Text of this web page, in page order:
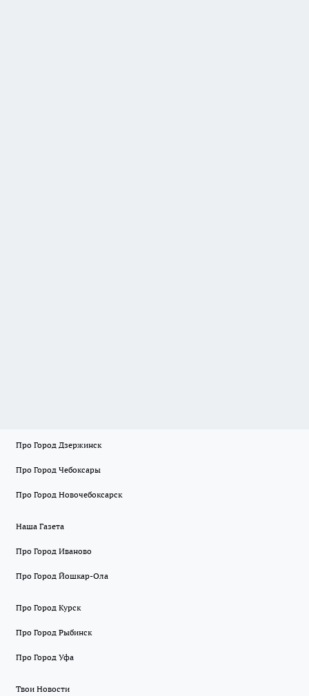
Про Город Дзержинск
Про Город Чебоксары
Про Город Новочебоксарск
Наша Газета
Про Город Иваново
Про Город Йошкар-Ола
Про Город Курск
Про Город Рыбинск
Про Город Уфа
Твои Новости